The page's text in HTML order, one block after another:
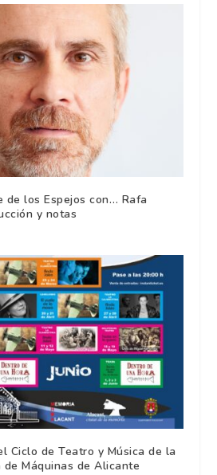
de los Espejos con… Rafa
y notas
Ciclo de Teatro y Música de la
de Máquinas de Alicante